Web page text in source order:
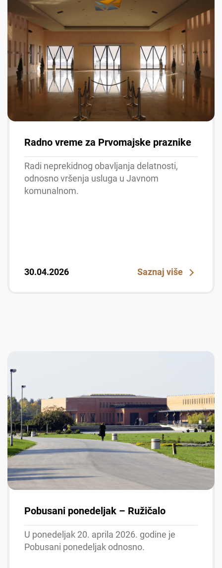
Radno vreme za Prvomajske praznike
Radi neprekidnog obavljanja delatnosti,
odnosno vršenja usluga u Javnom
komunalnom.
30.04.2026 Saznaj više
Pobusani ponedeljak – Ružičalo
U ponedeljak 20. aprila 2026. godine je
Pobusani ponedeljak odnosno.